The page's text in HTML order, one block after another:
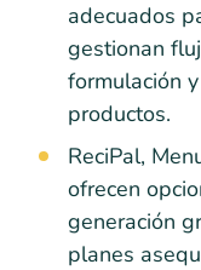
adecuados
gestionan
formulación
productos.
ReciPal,
ofrecen
generación
planes